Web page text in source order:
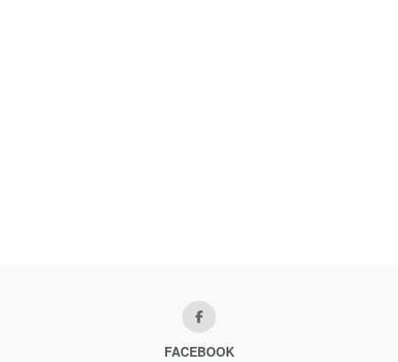
FACEBOOK